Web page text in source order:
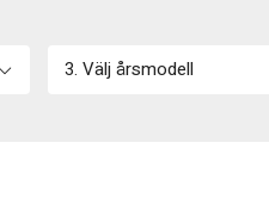
3. Välj årsmodell